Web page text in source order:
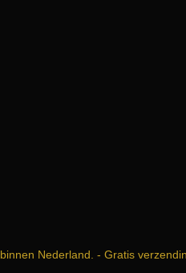
binnen Nederland. - Gratis